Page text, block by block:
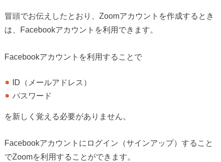
冒頭でお伝えしたとおり、Zoomアカウントを作成するとき
は、Facebookアカウントを利用できます。
Facebookアカウントを利用することで
ID（メールアドレス）
パスワード
を新しく覚える必要がありません。
Facebookアカウントにログイン（サインアップ）すること
でZoomを利用することができます。